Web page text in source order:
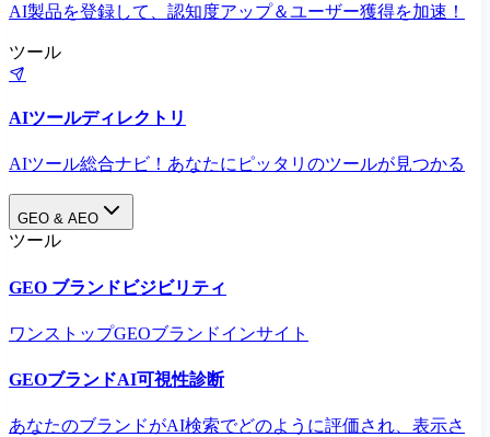
AI製品を登録して、認知度アップ＆ユーザー獲得を加速！
ツール
AIツールディレクトリ
AIツール総合ナビ！あなたにピッタリのツールが見つかる
GEO & AEO
ツール
GEO ブランドビジビリティ
ワンストップGEOブランドインサイト
GEOブランドAI可視性診断
あなたのブランドがAI検索でどのように評価され、表示さ